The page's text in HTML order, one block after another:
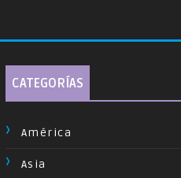
CATEGORÍAS
América
Asia